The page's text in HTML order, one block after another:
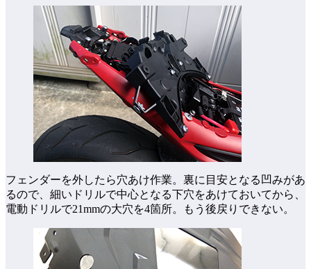
フェンダーを外したら穴あけ作業。裏に目安となる凹みがあ
るので、細いドリルで中心となる下穴をあけておいてから、
電動ドリルで21mmの大穴を4箇所。もう後戻りできない。